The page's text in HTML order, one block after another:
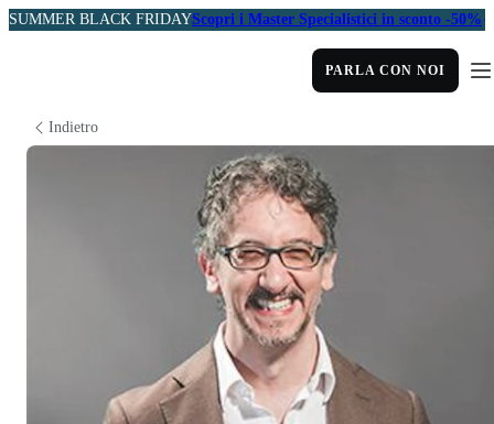
SUMMER BLACK FRIDAYScopri i Master Specialistici in sconto -50%
PARLA CON NOI
Indietro